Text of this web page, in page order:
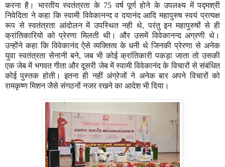
करना है। भारतीय स्वतंत्रता के 75 वर्ष पूर्ण होने के उपलक्ष्य में पद्मश्री
निवेदिता ने कहा कि स्वामी विवेकानन्द व दयानंद आदि महापुरुष स्वयं प्रत्यक्ष
रूप से स्वतंत्रता आंदोलन में उपस्थित नही थे, परंतु इन महापुरुषों से ही
क्रांतिकारियो को प्रेरणा मिलती थी। और उसमें विवेकानन्द अग्रणी थे।
उन्होंने कहा कि विवेकानंद ऐसे व्यक्तित्व के धनी थे जिनकी प्रेरणा से अनेक
युवा स्वतंत्रता सेनानी बने, जब भी कोई क्रांतिकारी पकड़ा जाता तो उसकी
एक जेब में भगवत गीता और दूसरी जेब में स्वामी विवेकानंद के विचारों से संबंधित
कोई पुस्तक होती। इतना ही नहीं अंग्रेजों ने अनेक बार अपने विचारों को
रामकृष्ण मिशन जैसे संगठनों नजर रखने का आदेश भी दिया।